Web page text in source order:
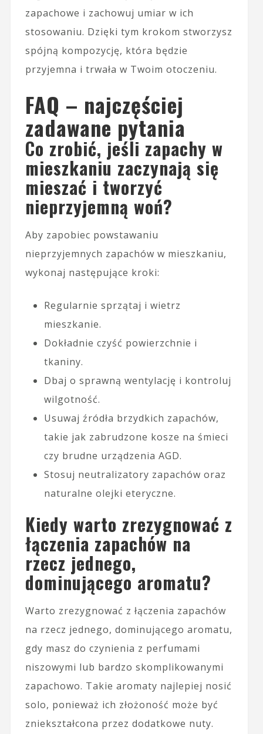
zapachowe i zachowuj umiar w ich
stosowaniu. Dzięki tym krokom stworzysz
spójną kompozycję, która będzie
przyjemna i trwała w Twoim otoczeniu.
FAQ – najczęściej
zadawane pytania
Co zrobić, jeśli zapachy w
mieszkaniu zaczynają się
mieszać i tworzyć
nieprzyjemną woń?
Aby zapobiec powstawaniu
nieprzyjemnych zapachów w mieszkaniu,
wykonaj następujące kroki:
Regularnie sprzątaj i wietrz
mieszkanie.
Dokładnie czyść powierzchnie i
tkaniny.
Dbaj o sprawną wentylację i kontroluj
wilgotność.
Usuwaj źródła brzydkich zapachów,
takie jak zabrudzone kosze na śmieci
czy brudne urządzenia AGD.
Stosuj neutralizatory zapachów oraz
naturalne olejki eteryczne.
Kiedy warto zrezygnować z
łączenia zapachów na
rzecz jednego,
dominującego aromatu?
Warto zrezygnować z łączenia zapachów
na rzecz jednego, dominującego aromatu,
gdy masz do czynienia z perfumami
niszowymi lub bardzo skomplikowanymi
zapachowo. Takie aromaty najlepiej nosić
solo, ponieważ ich złożoność może być
zniekształcona przez dodatkowe nuty.